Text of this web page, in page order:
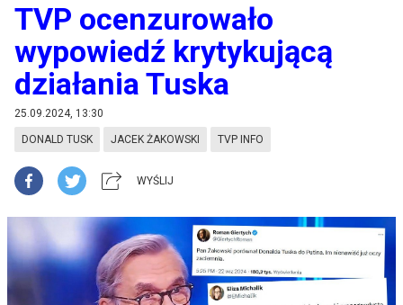
TVP ocenzurowało
wypowiedź krytykującą
działania Tuska
25.09.2024, 13:30
DONALD TUSK JACEK ŻAKOWSKI TVP INFO
WYŚLIJ